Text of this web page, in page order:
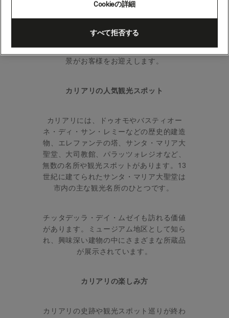
半島の西側にあるカリアリの商港はにぎわ
なっています。クルーズ船が常に行き交う
港に着くと、サルデーニャ島を象徴する古
風なパステル調の建物や息をのむような風
景がお客様をお迎えします。
カリアリの人気観光スポット
カリアリには、ドゥオモやバスティオー
ネ・ディ・サン・レミーなどの歴史的建造
物、エレファンテの塔、サンタ・マリア大
聖堂、大司教館、パラッツォレジオなど、
無数の名所や観光スポットがあります。13
世紀に建てられたサンタ・マリア大聖堂は
市内の主な観光名所のひとつです。
チッタデッラ・デイ・ムゼイも訪れる価値
があります。ミュージアム地区として知ら
れ、興味深い建物の中にさまざまな所蔵品
が展示されています。
カリアリの楽しみ方
カリアリの史跡や観光スポット巡りが終わ
Cookieの詳細
すべて拒否する